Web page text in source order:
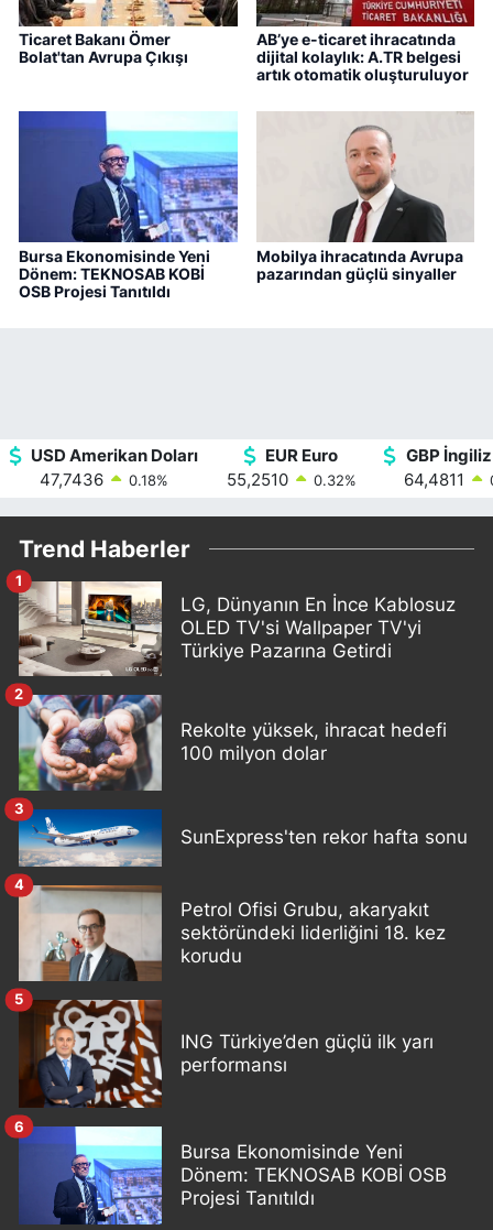
Ticaret Bakanı Ömer
Bolat'tan Avrupa Çıkışı
AB’ye e-ticaret ihracatında
dijital kolaylık: A.TR belgesi
artık otomatik oluşturuluyor
Bursa Ekonomisinde Yeni
Dönem: TEKNOSAB KOBİ
OSB Projesi Tanıtıldı
Mobilya ihracatında Avrupa
pazarından güçlü sinyaller
USD Amerikan Doları
47,7436
0.18%
EUR Euro
55,2510
0.32%
GBP
64,4811
Trend Haberler
LG, Dünyanın En İnce Kablosuz
OLED TV'si Wallpaper TV'yi
Türkiye Pazarına Getirdi
1
Rekolte yüksek, ihracat hedefi
100 milyon dolar
2
SunExpress'ten rekor hafta sonu
3
Petrol Ofisi Grubu, akaryakıt
sektöründeki liderliğini 18. kez
korudu
4
ING Türkiye’den güçlü ilk yarı
performansı
5
Bursa Ekonomisinde Yeni
Dönem: TEKNOSAB KOBİ OSB
Projesi Tanıtıldı
6